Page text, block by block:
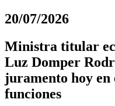
20/07/2026
Ministra titular
Luz Domper
juramento hoy
funciones